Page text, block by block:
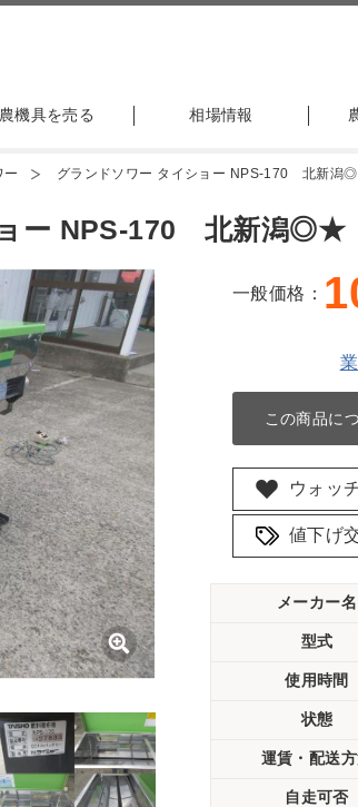
農機具を売る 相場情報
ー グランドソワー タイショー NPS-170 北新潟
ョー NPS-170 北新潟◎★
一般価格：
この商品に
ウォッ
値下げ
メーカー名
型式
使用時間
状態
運賃・配送
自走可否